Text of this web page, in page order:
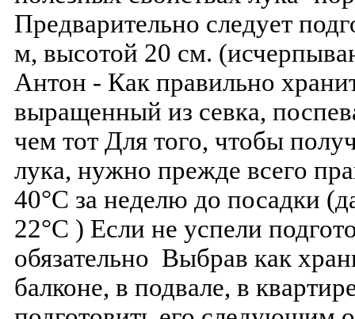
Предварительно следует
м, высотой 20 см.
Антон - Как правильно
выращенный из севка,
чем тот Для того, чтобы
лука, нужно прежде всего
40°C за неделю до посадки
22°C ) Если не успели
обязательно Выбрав как
балконе, в подвале, в